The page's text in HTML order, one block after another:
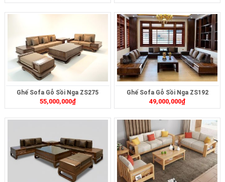
Ghế Sofa Gỗ Sồi Nga ZS275
55,000,000₫
Ghế Sofa Gỗ Sồi Nga ZS192
49,000,000₫